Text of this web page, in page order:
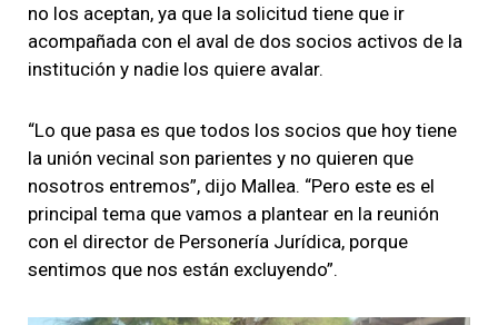
no los aceptan, ya que la solicitud tiene que ir
acompañada con el aval de dos socios activos de la
institución y nadie los quiere avalar.
“Lo que pasa es que todos los socios que hoy tiene
la unión vecinal son parientes y no quieren que
nosotros entremos”, dijo Mallea. “Pero este es el
principal tema que vamos a plantear en la reunión
con el director de Personería Jurídica, porque
sentimos que nos están excluyendo”.